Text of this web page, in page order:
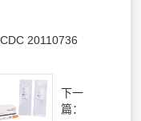
20110736
下一
篇：